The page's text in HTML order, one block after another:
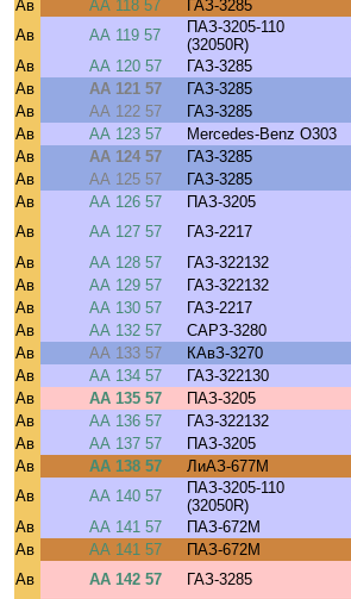
Ав
АА 118 57 ГАЗ-3285
Ав
АА 119 57
ПАЗ-3205-110
(32050R)
Ав
АА 120 57 ГАЗ-3285
Ав
АА 121 57 ГАЗ-3285
Ав
АА 122 57 ГАЗ-3285
Ав
АА 123 57 Mercedes-Benz O303
Ав
АА 124 57 ГАЗ-3285
Ав
АА 125 57 ГАЗ-3285
Ав
АА 126 57 ПАЗ-3205
Ав
АА 127 57 ГАЗ-2217
Ав
АА 128 57 ГАЗ-322132
Ав
АА 129 57 ГАЗ-322132
Ав
АА 130 57 ГАЗ-2217
Ав
АА 132 57 САРЗ-3280
Ав
АА 133 57 КАвЗ-3270
Ав
АА 134 57 ГАЗ-322130
Ав
АА 135 57 ПАЗ-3205
Ав
АА 136 57 ГАЗ-322132
Ав
АА 137 57 ПАЗ-3205
Ав
АА 138 57 ЛиАЗ-677М
Ав
АА 140 57
ПАЗ-3205-110
(32050R)
Ав
АА 141 57 ПАЗ-672М
Ав
АА 141 57 ПАЗ-672М
Ав
АА 142 57 ГАЗ-3285